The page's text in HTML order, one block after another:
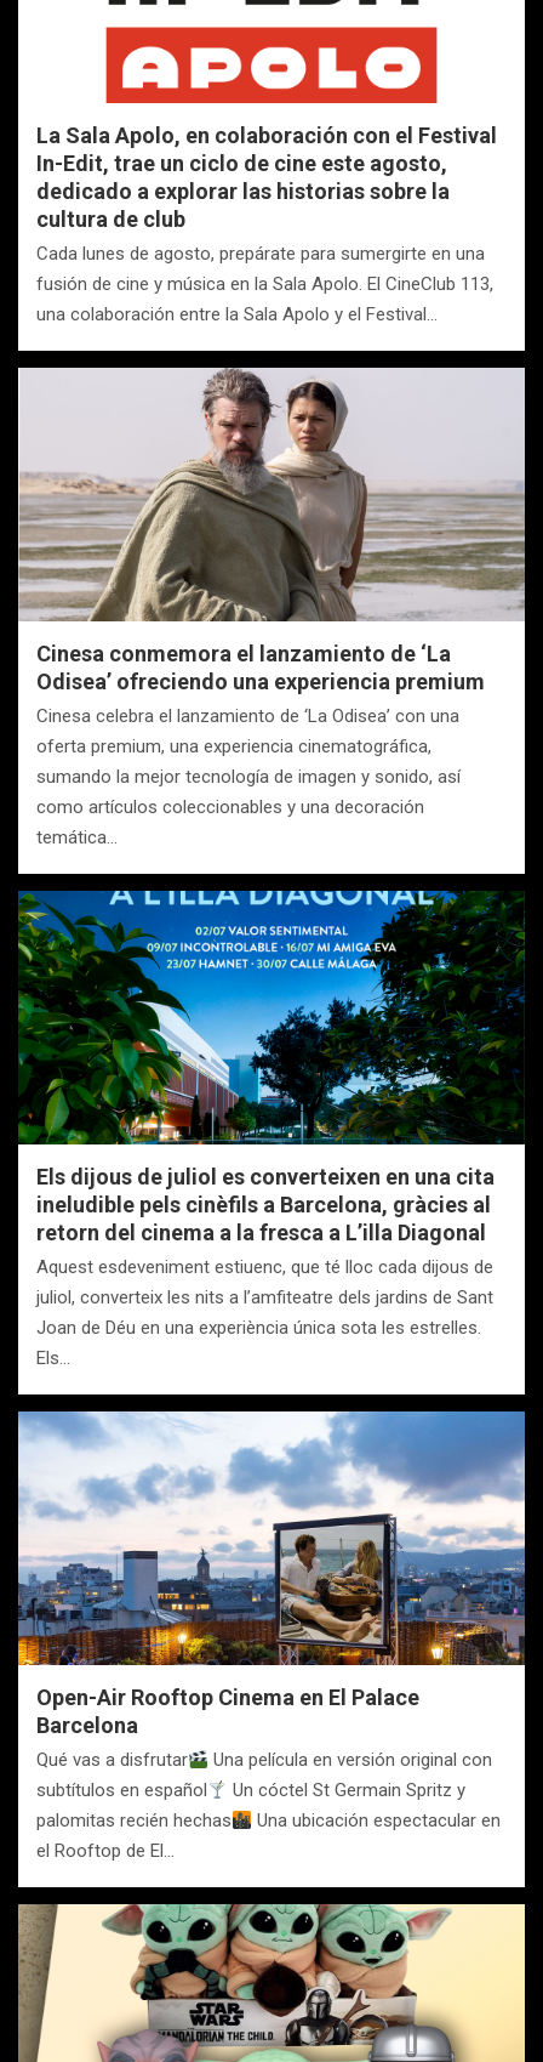
La Sala Apolo, en colaboración con el Festival
In-Edit, trae un ciclo de cine este agosto,
dedicado a explorar las historias sobre la
cultura de club
Cada lunes de agosto, prepárate para sumergirte en una
fusión de cine y música en la Sala Apolo. El CineClub 113,
una colaboración entre la Sala Apolo y el Festival…
Cinesa conmemora el lanzamiento de ‘La
Odisea’ ofreciendo una experiencia premium
Cinesa celebra el lanzamiento de ‘La Odisea’ con una
oferta premium, una experiencia cinematográfica,
sumando la mejor tecnología de imagen y sonido, así
como artículos coleccionables y una decoración
temática…
Els dijous de juliol es converteixen en una cita
ineludible pels cinèfils a Barcelona, gràcies al
retorn del cinema a la fresca a L’illa Diagonal
Aquest esdeveniment estiuenc, que té lloc cada dijous de
juliol, converteix les nits a l’amfiteatre dels jardins de Sant
Joan de Déu en una experiència única sota les estrelles.
Els…
Open-Air Rooftop Cinema en El Palace
Barcelona
Qué vas a disfrutar
Una película en versión original con
subtítulos en español
Un cóctel St Germain Spritz y
palomitas recién hechas
Una ubicación espectacular en
el Rooftop de El…